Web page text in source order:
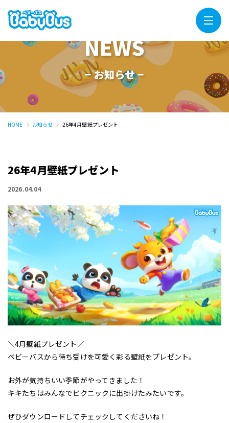
NEWS
− お知らせ −
HOME お知らせ 26年4月壁紙プレゼント
26年4月壁紙プレゼント
2026.04.04
＼4月壁紙プレゼント／
ベビーバスから待ち受けを可愛く彩る壁紙をプレゼント。
お外が気持ちいい季節がやってきました！
キキたちはみんなでピクニックに出掛けたみたいです。
ぜひダウンロードしてチェックしてくださいね！